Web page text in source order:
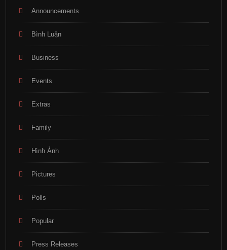
Announcements
Bình Luận
Business
Events
Extras
Family
Hình Ảnh
Pictures
Polls
Popular
Press Releases